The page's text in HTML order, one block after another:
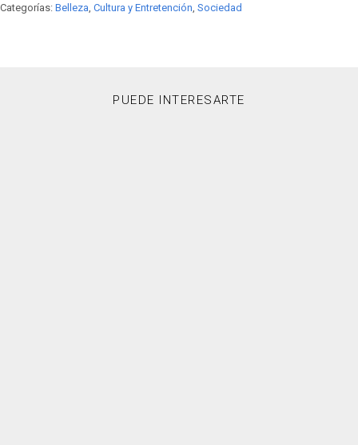
Categorías: Belleza Cultura y Entretención Sociedad
PUEDE INTERESARTE